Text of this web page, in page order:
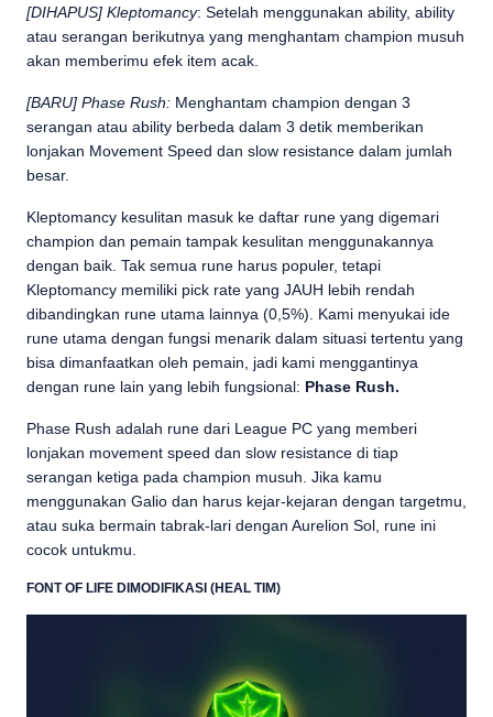
[DIHAPUS] Kleptomancy: Setelah menggunakan ability, ability
atau serangan berikutnya yang menghantam champion musuh
akan memberimu efek item acak.
[BARU] Phase Rush: Menghantam champion dengan 3
serangan atau ability berbeda dalam 3 detik memberikan
lonjakan Movement Speed dan slow resistance dalam jumlah
besar.
Kleptomancy kesulitan masuk ke daftar rune yang digemari
champion dan pemain tampak kesulitan menggunakannya
dengan baik. Tak semua rune harus populer, tetapi
Kleptomancy memiliki pick rate yang JAUH lebih rendah
dibandingkan rune utama lainnya (0,5%). Kami menyukai ide
rune utama dengan fungsi menarik dalam situasi tertentu yang
bisa dimanfaatkan oleh pemain, jadi kami menggantinya
dengan rune lain yang lebih fungsional: Phase Rush.
Phase Rush adalah rune dari League PC yang memberi
lonjakan movement speed dan slow resistance di tiap
serangan ketiga pada champion musuh. Jika kamu
menggunakan Galio dan harus kejar-kejaran dengan targetmu,
atau suka bermain tabrak-lari dengan Aurelion Sol, rune ini
cocok untukmu.
FONT OF LIFE DIMODIFIKASI (HEAL TIM)